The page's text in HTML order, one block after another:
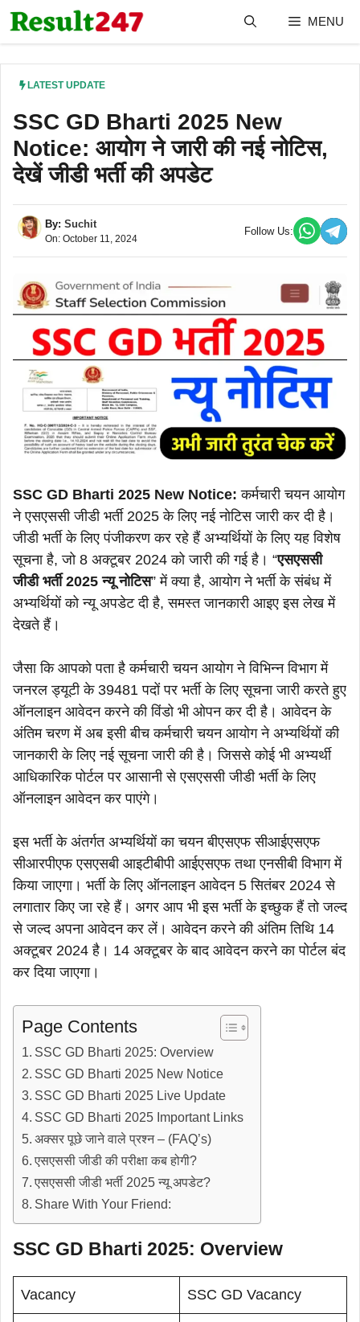
Skip
to
MENU
LATEST UPDATE
SSC GD Bharti 2025 New
Notice: आयोग ने जारी की नई नोटिस,
देखें जीडी भर्ती की अपडेट
By: Suchit
On: October 11, 2024
Follow Us:
SSC GD Bharti 2025 New Notice:कर्मचारी चयन आयोग
ने एसएससी जीडी भर्ती 2025 के लिए नई नोटिस जारी कर दी है।
जीडी भर्ती के लिए पंजीकरण कर रहे हैं अभ्यर्थियों के लिए यह विशेष
सूचना है, जो 8 अक्टूबर 2024 को जारी की गई है। “एसएससी
जीडी भर्ती 2025 न्यू नोटिस” में क्या है, आयोग ने भर्ती के संबंध में
अभ्यर्थियों को न्यू अपडेट दी है, समस्त जानकारी आइए इस लेख में
देखते हैं।
जैसा कि आपको पता है कर्मचारी चयन आयोग ने विभिन्न विभाग में
जनरल ड्यूटी के 39481 पदों पर भर्ती के लिए सूचना जारी करते हुए
ऑनलाइन आवेदन करने की विंडो भी ओपन कर दी है। आवेदन के
अंतिम चरण में अब इसी बीच कर्मचारी चयन आयोग ने अभ्यर्थियों की
जानकारी के लिए नई सूचना जारी की है। जिससे कोई भी अभ्यर्थी
आधिकारिक पोर्टल पर आसानी से एसएससी जीडी भर्ती के लिए
ऑनलाइन आवेदन कर पाएंगे।
इस भर्ती के अंतर्गत अभ्यर्थियों का चयन बीएसएफ सीआईएसएफ
सीआरपीएफ एसएसबी आइटीबीपी आईएसएफ तथा एनसीबी विभाग में
किया जाएगा। भर्ती के लिए ऑनलाइन आवेदन 5 सितंबर 2024 से
लगातार किए जा रहे हैं। अगर आप भी इस भर्ती के इच्छुक हैं तो जल्द
से जल्द अपना आवेदन कर लें। आवेदन करने की अंतिम तिथि 14
अक्टूबर 2024 है। 14 अक्टूबर के बाद आवेदन करने का पोर्टल बंद
कर दिया जाएगा।
Page Contents
SSC GD Bharti 2025: Overview
SSC GD Bharti 2025 New Notice
SSC GD Bharti 2025 Live Update
SSC GD Bharti 2025 Important Links
अक्सर पूछे जाने वाले प्रश्न – (FAQ’s)
एसएससी जीडी की परीक्षा कब होगी?
एसएससी जीडी भर्ती 2025 न्यू अपडेट?
Share With Your Friend:
SSC GD Bharti 2025: Overview
Vacancy SSC GD Vacancy